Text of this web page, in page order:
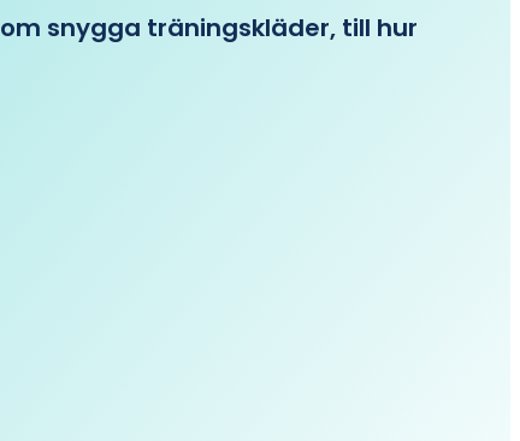
snygga träningskläder, till hur